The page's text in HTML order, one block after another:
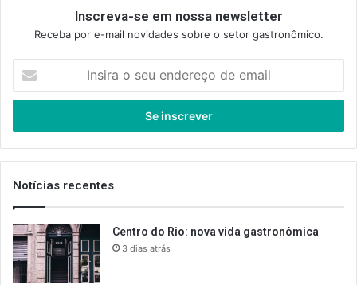
Inscreva-se em nossa newsletter
Receba por e-mail novidades sobre o setor gastronômico.
seu
de
email
Notícias recentes
Centro do Rio: nova vida gastronômica
3 dias atrás